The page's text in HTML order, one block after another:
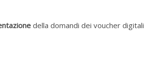
della domandi dei voucher digitali